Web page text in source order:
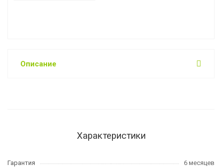
Описание
Характеристики
Гарантия
6 месяцев